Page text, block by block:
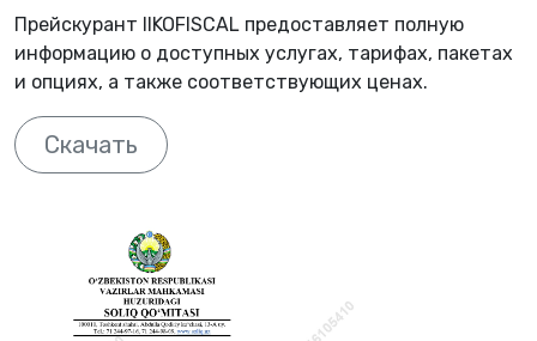
Прейскурант IIKOFISCAL предоставляет полную
информацию о доступных услугах, тарифах, пакетах
и опциях, а также соответствующих ценах.
Скачать